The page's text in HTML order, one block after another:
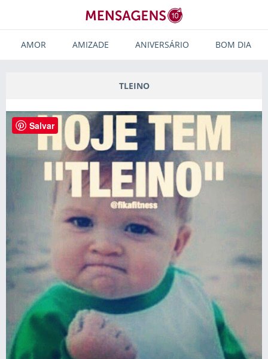
AMOR AMIZADE ANIVERSÁRIO BOM DIA
TLEINO
Salvar